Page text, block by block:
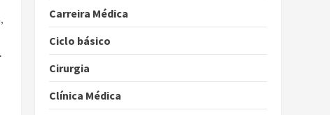
Carreira Médica
Ciclo básico
Cirurgia
Clínica Médica